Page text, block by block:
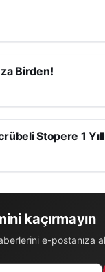
Birden!
Stopere 1
kaçırmayın
e-postanıza